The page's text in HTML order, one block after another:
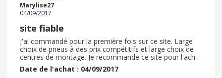
Marylise27
04/09/2017
site fiable
J'ai commandé pour la première fois sur ce site. Large
choix de pneus à des prix compétitifs et large choix de
centres de montage. Je recommande ce site pour l'achat
de vos pneus qui sont très largement moins chers qu'en
garage.
Date de l'achat : 04/09/2017